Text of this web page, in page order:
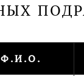
Ф.И.О.